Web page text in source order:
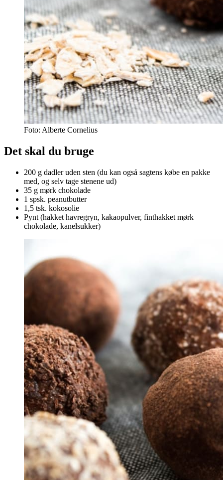
Foto: Alberte Cornelius
Det skal du bruge
200 g dadler uden sten (du kan også sagtens købe en pakke
med, og selv tage stenene ud)
35 g mørk chokolade
1 spsk. peanutbutter
1,5 tsk. kokosolie
Pynt (hakket havregryn, kakaopulver, finthakket mørk
chokolade, kanelsukker)